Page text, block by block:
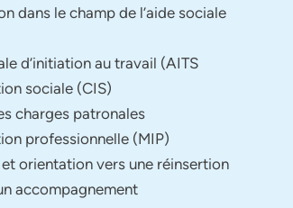
dans le champ de l’aide sociale
d’initiation au travail (AITS
sociale (CIS)
charges patronales
professionnelle (MIP)
orientation vers une réinsertion
accompagnement